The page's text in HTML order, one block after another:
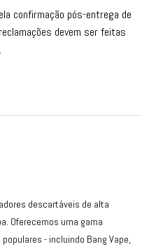
confirmação pós-entrega de
devem ser feitas
descartáveis de alta
Oferecemos uma gama
- incluindo Bang Vape,